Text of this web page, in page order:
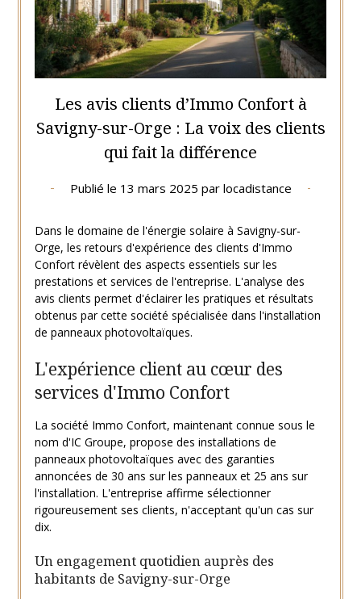
Les avis clients d’Immo Confort à
Savigny-sur-Orge : La voix des clients
qui fait la différence
Publié le 13 mars 2025 par locadistance
Dans le domaine de l'énergie solaire à Savigny-sur-
Orge, les retours d'expérience des clients d'Immo
Confort révèlent des aspects essentiels sur les
prestations et services de l'entreprise. L'analyse des
avis clients permet d'éclairer les pratiques et résultats
obtenus par cette société spécialisée dans l'installation
de panneaux photovoltaïques.
L'expérience client au cœur des
services d'Immo Confort
La société Immo Confort, maintenant connue sous le
nom d'IC Groupe, propose des installations de
panneaux photovoltaïques avec des garanties
annoncées de 30 ans sur les panneaux et 25 ans sur
l'installation. L'entreprise affirme sélectionner
rigoureusement ses clients, n'acceptant qu'un cas sur
dix.
Un engagement quotidien auprès des
habitants de Savigny-sur-Orge